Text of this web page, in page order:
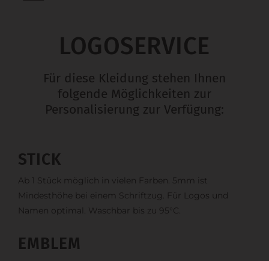
LOGOSERVICE
Für diese Kleidung stehen Ihnen
folgende Möglichkeiten zur
Personalisierung zur Verfügung:
STICK
Ab 1 Stück möglich in vielen Farben. 5mm ist
Mindesthöhe bei einem Schriftzug. Für Logos und
Namen optimal. Waschbar bis zu 95°C.
EMBLEM